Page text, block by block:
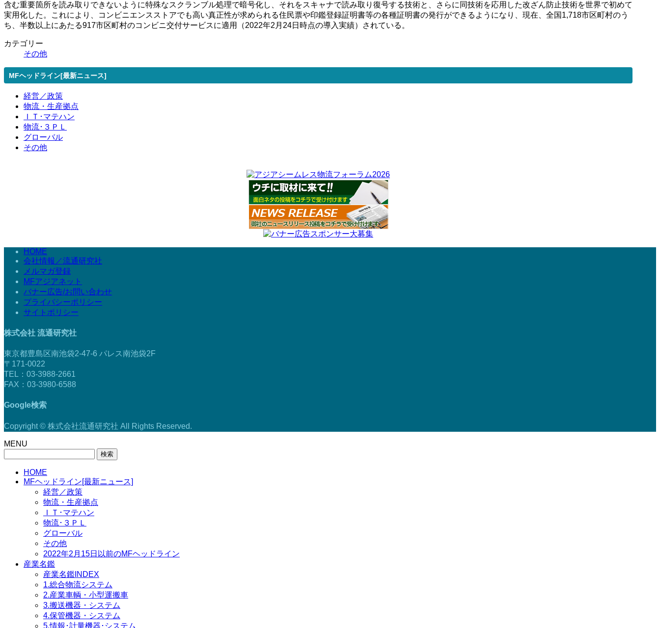
含む重要箇所を読み取りできないように特殊なスクランブル処理で暗号化し、それをスキャナで読み取り復号する技術と、さらに同技術を応用した改ざん防止技術を世界で初めて
実用化した。これにより、コンビニエンスストアでも高い真正性が求められる住民票や印鑑登録証明書等の各種証明書の発行ができるようになり、現在、全国1,718市区町村のう
ち、半数以上にあたる917市区町村のコンビニ交付サービスに適用（2022年2月24日時点の導入実績）されている。
カテゴリー
その他
MFヘッドライン[最新ニュース]
経営／政策
物流・生産拠点
ＩＴ･マテハン
物流･３ＰＬ
グローバル
その他
HOME
会社情報／流通研究社
メルマガ登録
MFアジアネット
バナー広告/お問い合わせ
プライバシーポリシー
サイトポリシー
株式会社 流通研究社
東京都豊島区南池袋2-47-6 パレス南池袋2F
〒171-0022
TEL：03-3988-2661
FAX：03-3980-6588
Google検索
Copyright © 株式会社流通研究社 All Rights Reserved.
MENU
HOME
MFヘッドライン[最新ニュース]
経営／政策
物流・生産拠点
ＩＴ･マテハン
物流･３ＰＬ
グローバル
その他
2022年2月15日以前のMFヘッドライン
産業名鑑
産業名鑑INDEX
1.総合物流システム
2.産業車輌・小型運搬車
3.搬送機器・システム
4.保管機器・システム
5.情報･計量機器･システム